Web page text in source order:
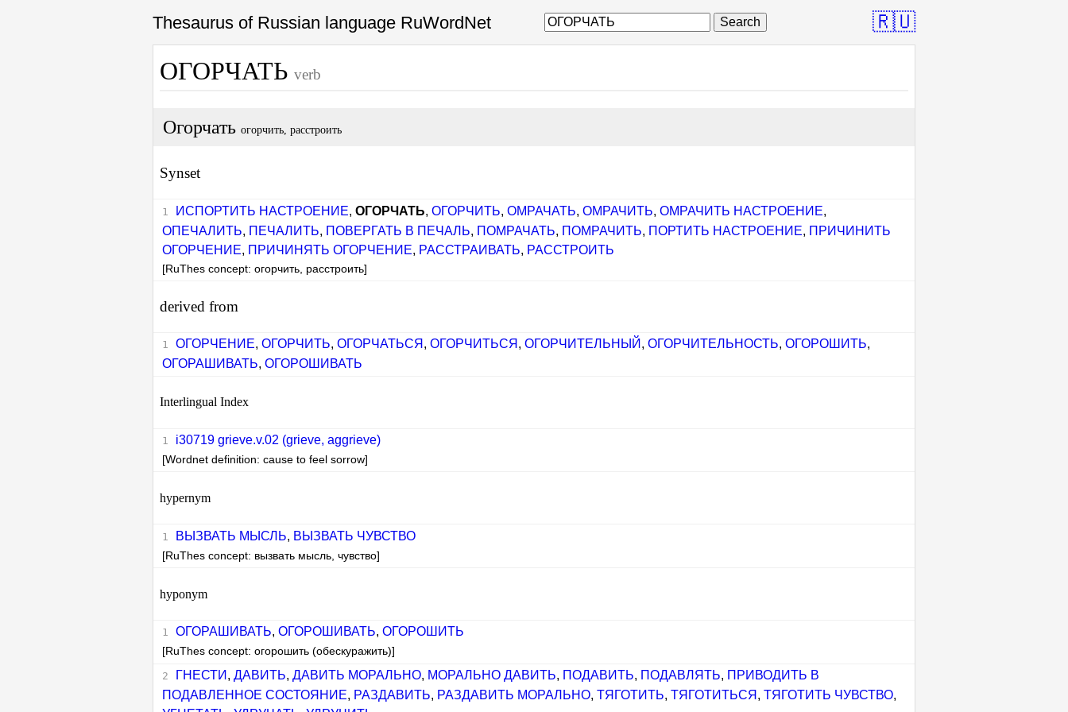
Thesaurus of Russian language RuWordNet Search 🇷🇺
ОГОРЧАТЬ verb
Огорчать огорчить, расстроить
Synset
ИСПОРТИТЬ НАСТРОЕНИЕ, ОГОРЧАТЬ, ОГОРЧИТЬ, ОМРАЧАТЬ, ОМРАЧИТЬ, ОМРАЧИТЬ НАСТРОЕНИЕ,
ОПЕЧАЛИТЬ, ПЕЧАЛИТЬ, ПОВЕРГАТЬ В ПЕЧАЛЬ, ПОМРАЧАТЬ, ПОМРАЧИТЬ, ПОРТИТЬ НАСТРОЕНИЕ, ПРИЧИНИТЬ
ОГОРЧЕНИЕ, ПРИЧИНЯТЬ ОГОРЧЕНИЕ, РАССТРАИВАТЬ, РАССТРОИТЬ
[RuThes concept: огорчить, расстроить]
derived from
ОГОРЧЕНИЕ, ОГОРЧИТЬ, ОГОРЧАТЬСЯ , ОГОРЧИТЬСЯ , ОГОРЧИТЕЛЬНЫЙ , ОГОРЧИТЕЛЬНОСТЬ, ОГОРОШИТЬ,
ОГОРАШИВАТЬ,ОГОРОШИВАТЬ
Interlingual Index
i30719 grieve.v.02 (grieve, aggrieve)
[Wordnet definition: cause to feel sorrow]
hypernym
ВЫЗВАТЬ МЫСЛЬ, ВЫЗВАТЬ ЧУВСТВО
[RuThes concept: вызвать мысль, чувство]
hyponym
ОГОРАШИВАТЬ, ОГОРОШИВАТЬ, ОГОРОШИТЬ
[RuThes concept: огорошить (обескуражить)]
ГНЕСТИ , ДАВИТЬ, ДАВИТЬ МОРАЛЬНО, МОРАЛЬНО ДАВИТЬ, ПОДАВИТЬ, ПОДАВЛЯТЬ, ПРИВОДИТЬ В
ПОДАВЛЕННОЕ СОСТОЯНИЕ, РАЗДАВИТЬ, РАЗДАВИТЬ МОРАЛЬНО,ТЯГОТИТЬ,ТЯГОТИТЬСЯ ,ТЯГОТИТЬ ЧУВСТВО,